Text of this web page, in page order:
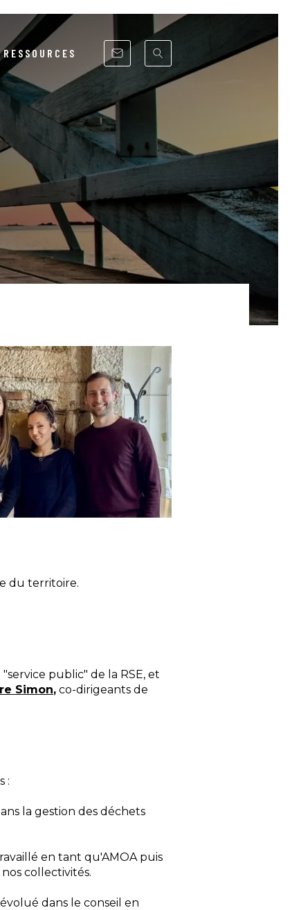
RESSOURCES
du territoire.
public" de la RSE, et
Simon, co-dirigeants de
:
la gestion des déchets
en tant qu'AMOA puis
collectivités.
dans le conseil en